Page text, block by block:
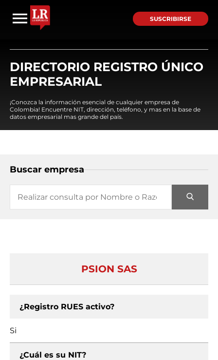
SUSCRIBIRSE
DIRECTORIO REGISTRO ÚNICO
EMPRESARIAL
¡Conozca la información esencial de cualquier empresa de
Colombia! Encuentre NIT, dirección, teléfono, y mas en la base de
datos empresarial mas grande del país.
Buscar empresa
PSION SAS
¿Registro RUES activo?
Si
¿Cuál es su NIT?